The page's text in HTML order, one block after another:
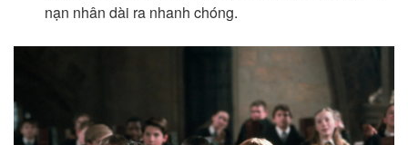
nạn nhân dài ra nhanh chóng.